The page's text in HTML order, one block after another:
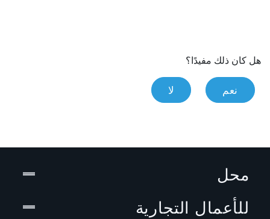
هل كان ذلك مفيدًا؟
نعم لا
محل
للأعمال التجارية